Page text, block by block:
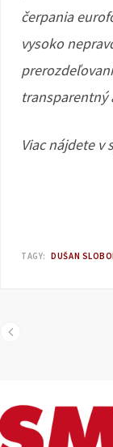
čerpania
vysoko
transparentný
Viac nájdete v
TAGY: DUŠAN